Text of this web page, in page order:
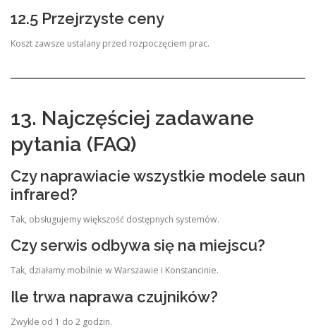
12.5 Przejrzyste ceny
Koszt zawsze ustalany przed rozpoczęciem prac.
13. Najczęściej zadawane
pytania (FAQ)
Czy naprawiacie wszystkie modele saun
infrared?
Tak, obsługujemy większość dostępnych systemów.
Czy serwis odbywa się na miejscu?
Tak, działamy mobilnie w Warszawie i Konstancinie.
Ile trwa naprawa czujników?
Zwykle od 1 do 2 godzin.